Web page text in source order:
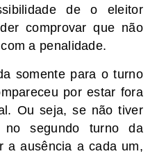
de o eleitor
comprovar que não
a penalidade.
somente para o turno
por estar fora
Ou seja, se não tiver
segundo turno da
a ausência a cada um,